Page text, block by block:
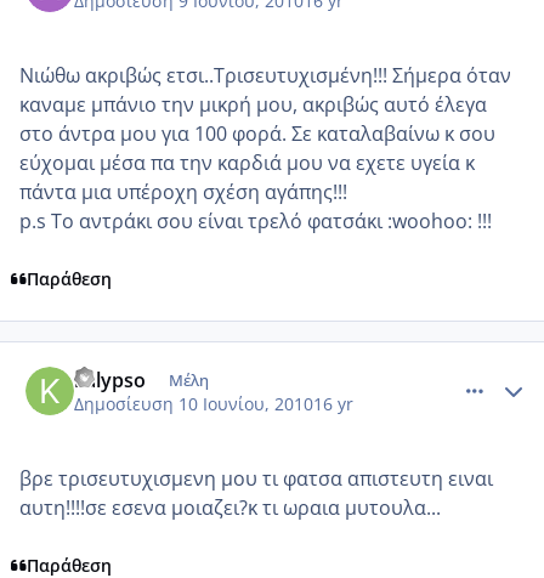
Νιώθω ακριβώς ετσι..Τρισευτυχισμένη!!! Σήμερα όταν
καναμε μπάνιο την μικρή μου, ακριβώς αυτό έλεγα
στο άντρα μου για 100 φορά. Σε καταλαβαίνω κ σου
εύχομαι μέσα πα την καρδιά μου να εχετε υγεία κ
πάντα μια υπέροχη σχέση αγάπης!!!
p.s Το αντράκι σου είναι τρελό φατσάκι :woohoo: !!!
Παράθεση
kalypso Μέλη
Δημοσίευση 10 Ιουνίου, 201016 yr
βρε τρισευτυχισμενη μου τι φατσα απιστευτη ειναι
αυτη!!!!σε εσενα μοιαζει?κ τι ωραια μυτουλα...
Παράθεση